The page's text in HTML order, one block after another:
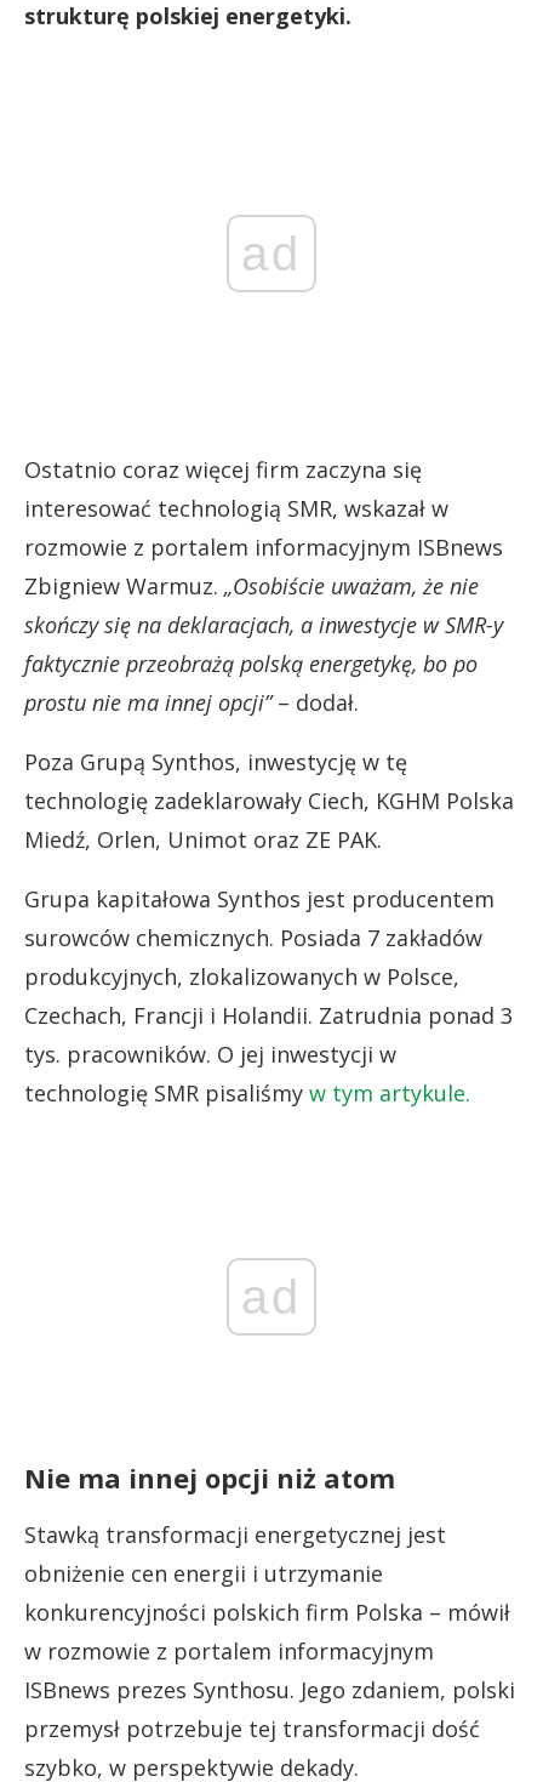
strukturę polskiej energetyki.
ad
Ostatnio coraz więcej firm zaczyna się
interesować technologią SMR, wskazał w
rozmowie z portalem informacyjnym ISBnews
Zbigniew Warmuz. „Osobiście uważam, że nie
skończy się na deklaracjach, a inwestycje w SMR-y
faktycznie przeobrażą polską energetykę, bo po
prostu nie ma innej opcji”– dodał.
Poza Grupą Synthos, inwestycję w tę
technologię zadeklarowały Ciech, KGHM Polska
Miedź, Orlen, Unimot oraz ZE PAK.
Grupa kapitałowa Synthos jest producentem
surowców chemicznych. Posiada 7 zakładów
produkcyjnych, zlokalizowanych w Polsce,
Czechach, Francji i Holandii. Zatrudnia ponad 3
tys. pracowników. O jej inwestycji w
technologię SMR pisaliśmy w tym artykule.
ad
Nie ma innej opcji niż atom
Stawką transformacji energetycznej jest
obniżenie cen energii i utrzymanie
konkurencyjności polskich firm Polska – mówił
w rozmowie z portalem informacyjnym
ISBnews prezes Synthosu. Jego zdaniem, polski
przemysł potrzebuje tej transformacji dość
szybko, w perspektywie dekady.